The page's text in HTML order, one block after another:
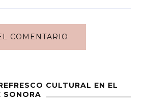
CULTURAL EN EL
SONORA